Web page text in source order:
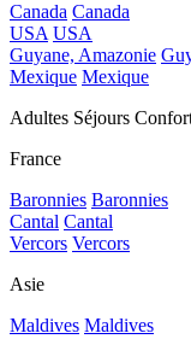
Canada Canada
USA USA
Guyane, Amazonie
Mexique Mexique
Adultes Séjours
France
Baronnies Baronnies
Cantal Cantal
Vercors Vercors
Asie
Maldives Maldives